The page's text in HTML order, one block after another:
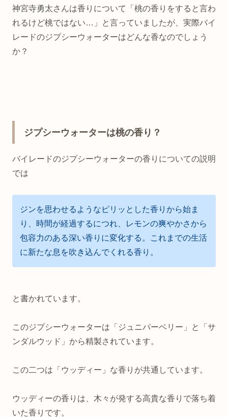
神宮寺勇太さんは香りについて「桃の香りをすると言わ
れるけど桃ではない…」と言っていましたが、実際バイ
レードのジプシーウォーターはどんな香なのでしょう
か？
ジプシーウォーターは桃の香り？
バイレードのジプシーウォーターの香りについての説明
では
ジンを思わせるようなピリッとした香りから始ま
り、時間が経過するにつれ、レモンの爽やかさから
包容力のある深い香りに変化する。これまでの生活
に新たな息を吹き込んでくれる香り。
と書かれています。
このジプシーウォーターは「ジュニパーベリー」と「サ
ンダルウッド」から精製されています。
この二つは「ウッディー」な香りが共通しています。
ウッディーの香りは、木々が発する高貴な香りで落ち着
いた香りです。